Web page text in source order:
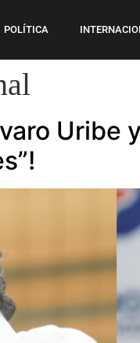
POLÍTICA
Uribe